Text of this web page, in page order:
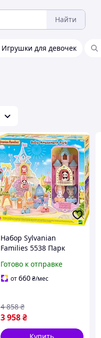
Найти
Игрушки для девочек
Набор Sylvanian
Families 5538 Парк
Готово к отправке
от660₴/мес
3 958₴
4 858 ₴